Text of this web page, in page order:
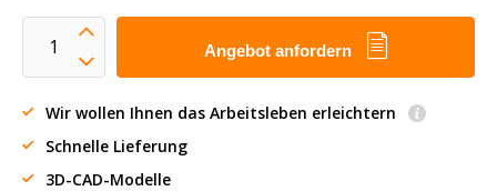
Angebot anfordern
Wir wollen Ihnen das Arbeitsleben erleichtern
Schnelle Lieferung
3D-CAD-Modelle